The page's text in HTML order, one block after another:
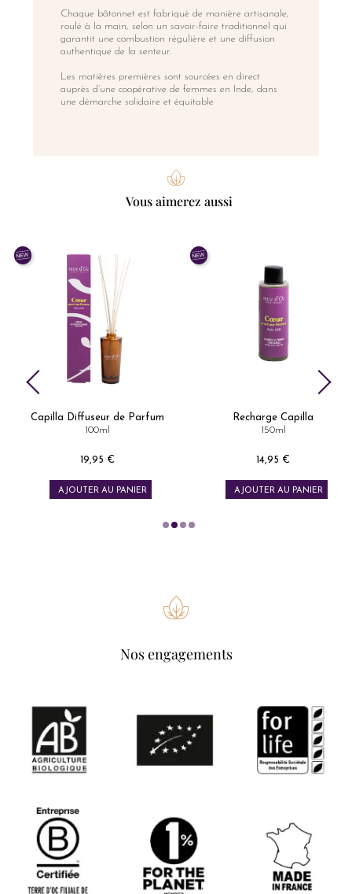
Chaque bâtonnet est fabriqué de manière artisanale,
roulé à la main, selon un savoir-faire traditionnel qui
garantit une combustion régulière et une diffusion
authentique de la senteur.
Les matières premières sont sourcées en direct
auprès d’une coopérative de femmes en Inde, dans
une démarche solidaire et équitable
Vous aimerez aussi
Capilla Diffuseur de Parfum
100ml
Prix
19,95 €
AJOUTER AU PANIER
Recharge Capilla
150ml
Prix
14,95 €
AJOUTER AU PANIER
Nos engagements